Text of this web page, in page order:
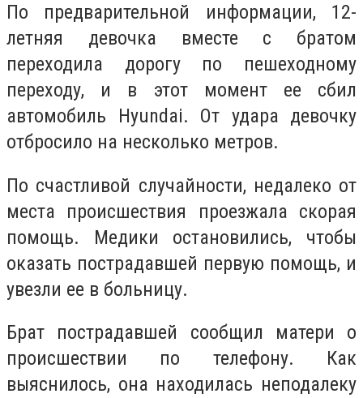
По предварительной информации, 12-
летняя девочка вместе с братом
переходила дорогу по пешеходному
переходу, и в этот момент ее сбил
автомобиль Hyundai. От удара девочку
отбросило на несколько метров.
По счастливой случайности, недалеко от
места происшествия проезжала скорая
помощь. Медики остановились, чтобы
оказать пострадавшей первую помощь, и
увезли ее в больницу.
Брат пострадавшей сообщил матери о
происшествии по телефону. Как
выяснилось, она находилась неподалеку